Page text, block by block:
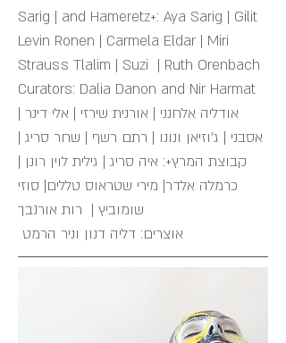
Sarig | and Hameretz+: Aya Sarig | Gilit
Levin Ronen | Carmela Eldar | Miri
Strauss Tlalim | Suzi | Ruth Orenbach ​
Curators: Dalia Danon and Nir Harmat
אודליה אלחנני | אורנית שירזי | אלי דינר |
אסבני | ג׳וזיאן ונונו | רתם רשף | שחר סריג |
קבוצת המרץ+: איה סריג | גילית לוין רונן |
כרמלה אלדר| מירי שטראוס טללים| סוזי
שומוביץ | רות אורנבך
​ אוצרים: דליה דנון וניר הרמט